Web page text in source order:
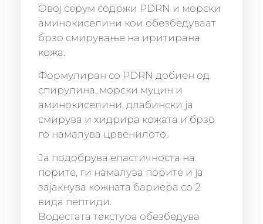
Овој серум содржи PDRN и морски
аминокиселини кои обезбедуваат
брзо смирување на иритирана
кожа.
Формулиран со PDRN добиен од
спирулина, морски муцин и
аминокиселини, длабински ја
смирува и хидрира кожата и брзо
го намалува црвенилото.
Ја подобрува еластичноста на
порите, ги намалува порите и ја
зајакнува кожната бариера со 2
вида пептиди.
Водестата текстура обезбедува